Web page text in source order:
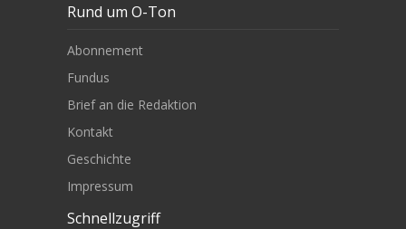
Rund um O-Ton
Abonnement
Fundus
Brief an die Redaktion
Kontakt
Geschichte
Impressum
Schnellzugriff